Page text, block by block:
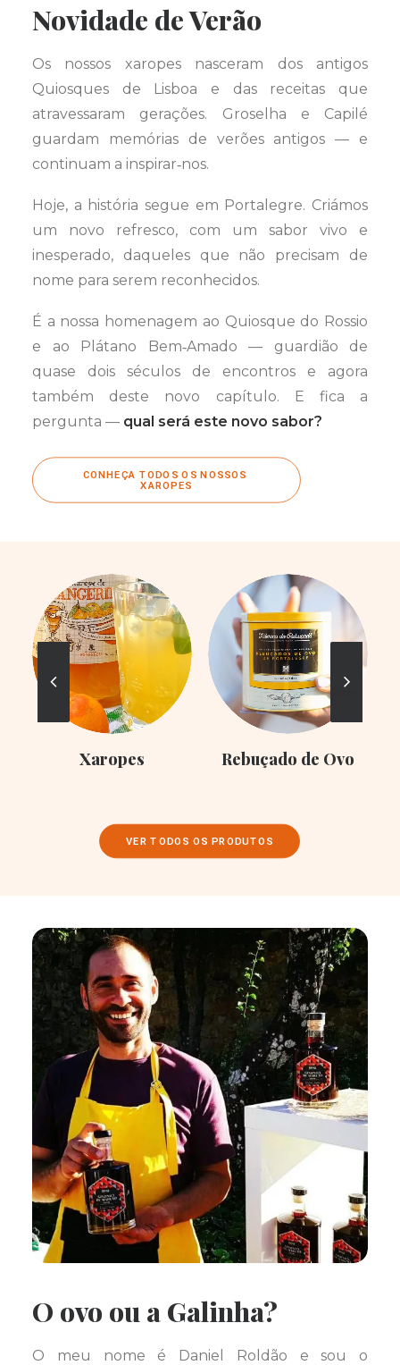
Novidade de Verão
Os nossos xaropes nasceram dos antigos
Quiosques de Lisboa e das receitas que
atravessaram gerações. Groselha e Capilé
guardam memórias de verões antigos — e
continuam a inspirar‑nos.
Hoje, a história segue em Portalegre. Criámos
um novo refresco, com um sabor vivo e
inesperado, daqueles que não precisam de
nome para serem reconhecidos.
É a nossa homenagem ao Quiosque do Rossio
e ao Plátano Bem‑Amado — guardião de
quase dois séculos de encontros e agora
também deste novo capítulo. E fica a
pergunta — qual será este novo sabor?
CONHEÇA TODOS OS NOSSOS
XAROPES
Xaropes Rebuçado de Ovo
VER TODOS OS PRODUTOS
O ovo ou a Galinha?
O meu nome é Daniel Roldão e sou o